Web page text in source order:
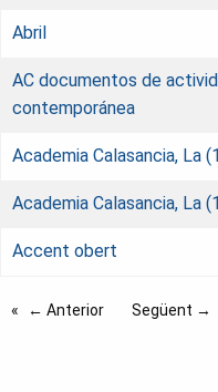
Abril
AC documentos de
contemporánea
Academia Calasancia, La
Academia Calasancia, La
Accent obert
← Anterior Següent →